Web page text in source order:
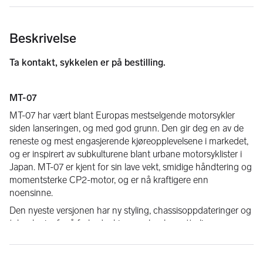
Beskrivelse
Ta kontakt, sykkelen er på bestilling.
MT-07
MT-07 har vært blant Europas mestselgende motorsykler
siden lanseringen, og med god grunn. Den gir deg en av de
reneste og mest engasjerende kjøreopplevelsene i markedet,
og er inspirert av subkulturene blant urbane motorsyklister i
Japan. MT-07 er kjent for sin lave vekt, smidige håndtering og
momentsterke CP2-motor, og er nå kraftigere enn
noensinne.
Den nyeste versjonen har ny styling, chassisoppdateringer og
teknologier for å forbedre kjøreopplevelsen ytterligere,